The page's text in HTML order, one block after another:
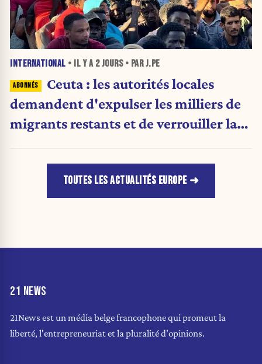
INTERNATIONAL • IL Y A 2 JOURS• PAR J.PE
Ceuta : les autorités locales
demandent d'expulser les milliers de
migrants restants et de verrouiller la
TOUTES LES ACTUALITÉS EUROPE
21 NEWS
21News est un média belge francophone qui promeut la
liberté, l'entrepreneuriat et la pluralité d'opinions.